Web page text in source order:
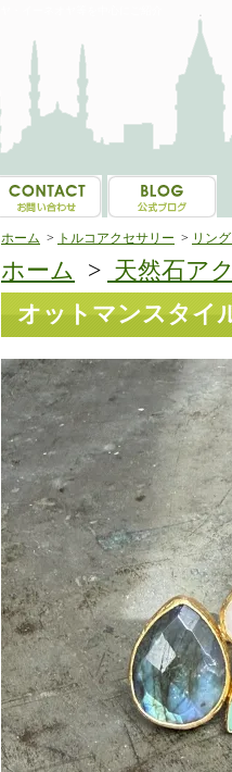
ホーム > トルコアクセサリー > リン
ホーム > 天然石ア
オットマンスタイ